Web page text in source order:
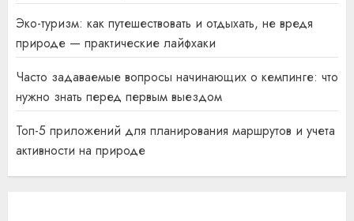
Эко-туризм: как путешествовать и отдыхать, не вредя
природе — практические лайфхаки
Часто задаваемые вопросы начинающих о кемпинге: что
нужно знать перед первым выездом
Топ-5 приложений для планирования маршрутов и учета
активности на природе